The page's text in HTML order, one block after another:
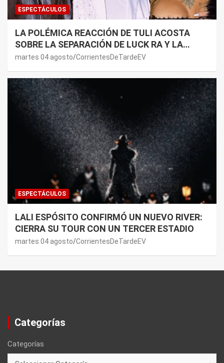
ESPECTÁCULOS
LA POLÉMICA REACCIÓN DE TULI ACOSTA
SOBRE LA SEPARACIÓN DE LUCK RA Y LA
JOAQUI: “¿MI VERDAD?”
martes 04 agosto CorrientesDeTardeEV
ESPECTÁCULOS
LALI ESPÓSITO CONFIRMÓ UN NUEVO RIVER:
CIERRA SU TOUR CON UN TERCER ESTADIO
martes 04 agosto CorrientesDeTardeEV
Categorías
Categorías